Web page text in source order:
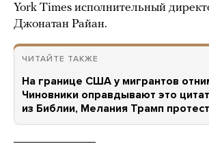
York Times исполнительный
Джонатан Райан.
ЧИТАЙТЕ ТАКЖЕ
На границе США у мигрантов
Чиновники оправдывают это
из Библии, Мелания Трамп